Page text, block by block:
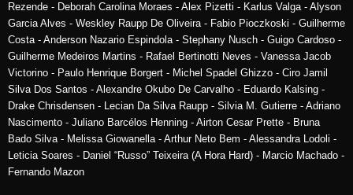
Rezende - Deborah Carolina Moraes - Alex Pizetti - Karlus Valga - Alyson
Garcia Alves - Weskley Raupp De Oliveira - Fabio Pioczkoski - Guilherme
Costa - Anderson Nazario Espindola - Stephany Nusch - Guigo Cardoso -
Guilherme Medeiros Martins - Rafael Bertinotti Neves - Vanessa Jacob
Victorino - Paulo Henrique Borgert - Michel Spadel Ghizzo - Ciro Jamil
Silva Dos Santos - Alexandre Okubo De Carvalho - Eduardo Kalsing -
Drake Chrisdensen - Lecian Da Silva Raupp - Silvia M. Gutierre - Adriano
Nascimento - Juliano Barcélos Henning - Airton Cesar Prette - Bruna
Bado Silva - Melissa Giowanella - Arthur Neto Bem - Alessandra Lodoli -
Leticia Soares - Daniel “Russo” Teixeira (A Hora Hard) - Marcio Machado -
Fernando Mazon